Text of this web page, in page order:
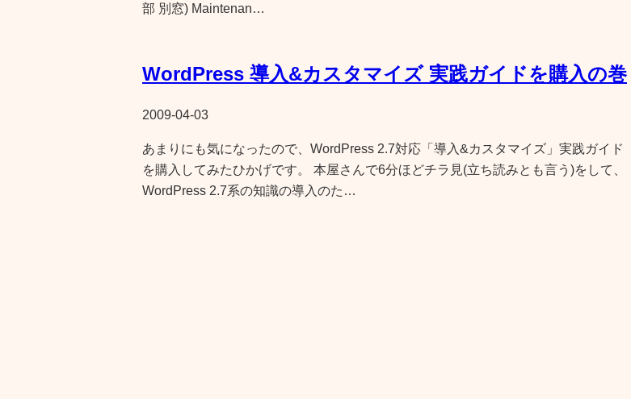
部 別窓) Maintenan…
WordPress 導入&カスタマイズ 実践ガイドを購入の巻
2009-04-03
あまりにも気になったので、WordPress 2.7対応「導入&カスタマイズ」実践ガイド
を購入してみたひかげです。 本屋さんで6分ほどチラ見(立ち読みとも言う)をして、
WordPress 2.7系の知識の導入のた…